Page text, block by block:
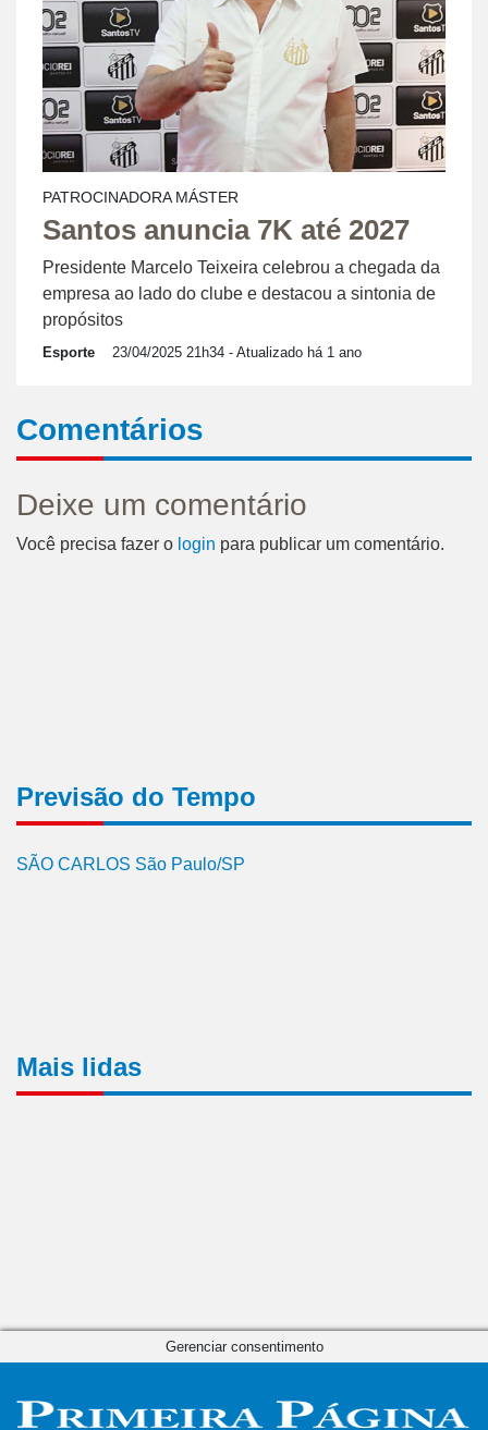
PATROCINADORA MÁSTER
Santos anuncia 7K até 2027
Presidente Marcelo Teixeira celebrou a chegada da
empresa ao lado do clube e destacou a sintonia de
propósitos
Esporte 23/04/2025 21h34 - Atualizado há 1 ano
Comentários
Deixe um comentário
Você precisa fazer o login para publicar um comentário.
Previsão do Tempo
SÃO CARLOS São Paulo/SP
Mais lidas
Gerenciar consentimento